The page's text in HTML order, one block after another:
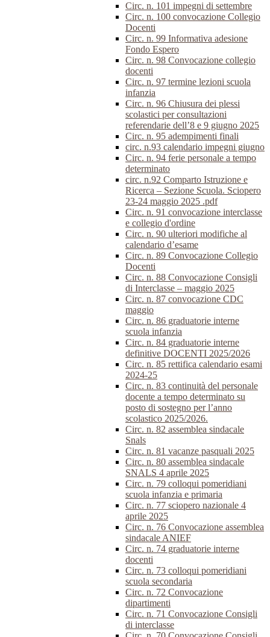
Circ. n. 101 impegni di settembre
Circ. n. 100 convocazione Collegio
Docenti
Circ. n. 99 Informativa adesione
Fondo Espero
Circ. n. 98 Convocazione collegio
docenti
Circ. n. 97 termine lezioni scuola
infanzia
Circ. n. 96 Chiusura dei plessi
scolastici per consultazioni
referendarie dell’8 e 9 giugno 2025
Circ. n. 95 adempimenti finali
circ. n.93 calendario impegni giugno
Circ. n. 94 ferie personale a tempo
determinato
circ. n.92 Comparto Istruzione e
Ricerca – Sezione Scuola. Sciopero
23-24 maggio 2025 .pdf
Circ. n. 91 convocazione interclasse
e collegio d'ordine
Circ. n. 90 ulteriori modifiche al
calendario d’esame
Circ. n. 89 Convocazione Collegio
Docenti
Circ. n. 88 Convocazione Consigli
di Interclasse – maggio 2025
Circ. n. 87 convocazione CDC
maggio
Circ. n. 86 graduatorie interne
scuola infanzia
Circ. n. 84 graduatorie interne
definitive DOCENTI 2025/2026
Circ. n. 85 rettifica calendario esami
2024-25
Circ. n. 83 continuità del personale
docente a tempo determinato su
posto di sostegno per l’anno
scolastico 2025/2026.
Circ. n. 82 assemblea sindacale
Snals
Circ. n. 81 vacanze pasquali 2025
Circ. n. 80 assemblea sindacale
SNALS 4 aprile 2025
Circ. n. 79 colloqui pomeridiani
scuola infanzia e primaria
Circ. n. 77 sciopero nazionale 4
aprile 2025
Circ. n. 76 Convocazione assemblea
sindacale ANIEF
Circ. n. 74 graduatorie interne
docenti
Circ. n. 73 colloqui pomeridiani
scuola secondaria
Circ. n. 72 Convocazione
dipartimenti
Circ. n. 71 Convocazione Consigli
di interclasse